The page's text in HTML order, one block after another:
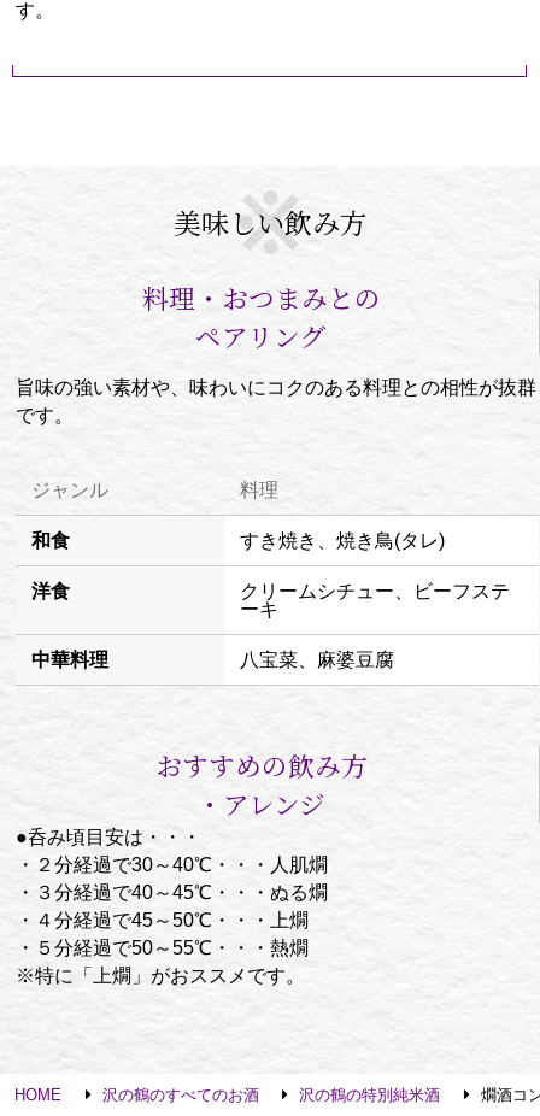
す。
美味しい飲み方
料理・おつまみとの
ペアリング
旨味の強い素材や、味わいにコクのある料理との相性が抜群
です。
ジャンル 料理
和食 すき焼き、焼き鳥(タレ)
洋食
クリームシチュー、ビーフステ
ーキ
中華料理 八宝菜、麻婆豆腐
おすすめの飲み方
・アレンジ
●呑み頃目安は・・・
・２分経過で30～40℃・・・人肌燗
・３分経過で40～45℃・・・ぬる燗
・４分経過で45～50℃・・・上燗
・５分経過で50～55℃・・・熱燗
※特に「上燗」がおススメです。
HOME 沢の鶴のすべてのお酒 沢の鶴の特別純米酒 燗酒コ